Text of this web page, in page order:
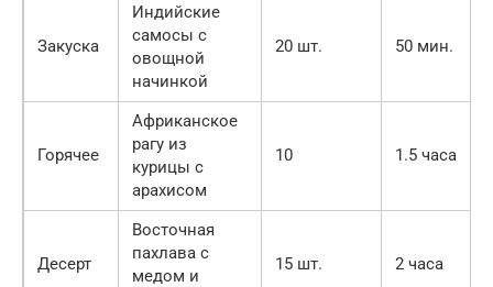
Закуска
Индийские
самосы с
овощной
начинкой
20 шт. 50 мин.
Горячее
Африканское
рагу из
курицы с
арахисом
10 1.5 часа
Десерт
Восточная
пахлава с
медом и
15 шт. 2 часа